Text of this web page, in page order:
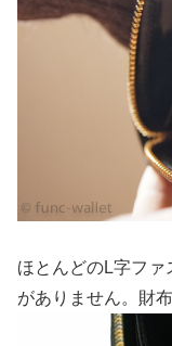
ほとんどのL字フ
がありません。財